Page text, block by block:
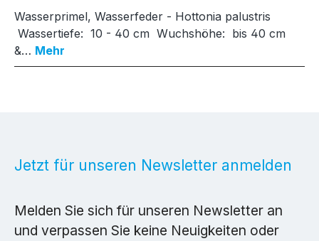
Wasserprimel, Wasserfeder - Hottonia palustris
Wassertiefe: 10 - 40 cm Wuchshöhe: bis 40 cm
&… Mehr
Jetzt für unseren Newsletter anmelden
Melden Sie sich für unseren Newsletter an
und verpassen Sie keine Neuigkeiten oder